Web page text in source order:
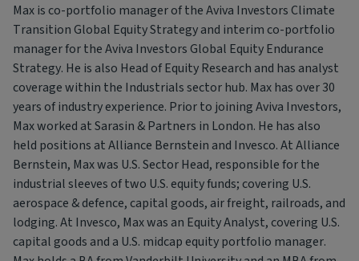
Max is co-portfolio manager of the Aviva Investors Climate
Transition Global Equity Strategy and interim co-portfolio
manager for the Aviva Investors Global Equity Endurance
Strategy. He is also Head of Equity Research and has analyst
coverage within the Industrials sector hub. Max has over 30
years of industry experience. Prior to joining Aviva Investors,
Max worked at Sarasin & Partners in London. He has also
held positions at Alliance Bernstein and Invesco. At Alliance
Bernstein, Max was U.S. Sector Head, responsible for the
industrial sleeves of two U.S. equity funds; covering U.S.
aerospace & defence, capital goods, air freight, railroads, and
lodging. At Invesco, Max was an Equity Analyst, covering U.S.
capital goods and a U.S. midcap equity portfolio manager.